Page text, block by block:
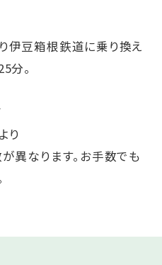
伊豆箱根鉄道に乗り換え
分。
り
異なります。お手数でも